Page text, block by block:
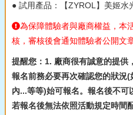
● 試用產品：【ZYROL】美姬
為保障體驗者與廠商權益，本
核，審核後會通知體驗者公開文
提醒您：1. 廠商很有誠意的提供
報名前務必要再次確認您的狀況
內...等等)始可報名。報名後不可
若報名後無法依照活動規定時間